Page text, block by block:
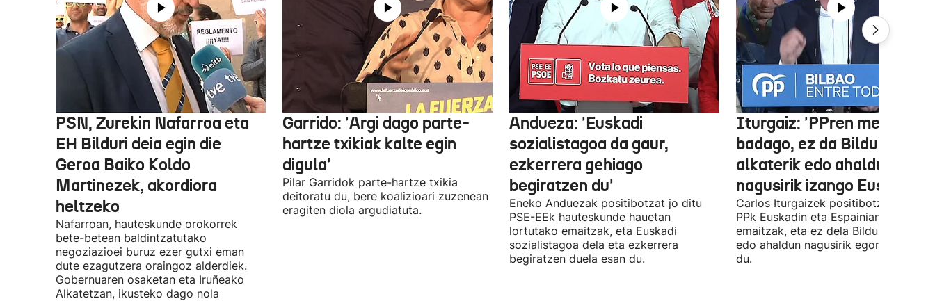
PSN, Zurekin Nafarroa eta
EH Bilduri deia egin die
Geroa Baiko Koldo
Martinezek, akordiora
heltzeko
Nafarroan, hauteskunde orokorrek
bete-betean baldintzatutako
negoziazioei buruz ezer gutxi eman
dute ezagutzera oraingoz alderdiek.
Gobernuaren osaketan eta Iruñeako
Alkatetzan, ikusteko dago nola
Garrido: 'Argi dago parte-
hartze txikiak kalte egin
digula'
Pilar Garridok parte-hartze txikia
deitoratu du, bere koalizioari zuzenean
eragiten diola argudiatuta.
Andueza: 'Euskadi
sozialistagoa da gaur,
ezkerrera gehiago
begiratzen du'
Eneko Anduezak positibotzat jo ditu
PSE-EEk hauteskunde hauetan
lortutako emaitzak, eta Euskadi
sozialistagoa dela eta ezkerrera
begiratzen duela esan du.
Iturgaiz: 'PPren menpe
badago, ez da Bilduko
alkaterik edo ahaldun
nagusirik izango Euskadin'
Carlos Iturgaizek positibotzat jo ditu
PPk Euskadin eta Espainian lortutako
emaitzak, eta ez dela Bilduko
edo ahaldun nagusirik egongo
du.